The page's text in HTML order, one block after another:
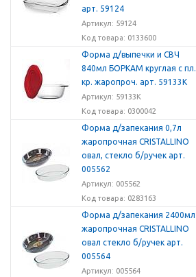
арт. 59124
Артикул: 59124
Код товара: 0133600
Форма д/выпечки и СВЧ
840мл БОРКАМ круглая с пл.
кр. жаропроч. арт. 59133К
Артикул: 59133К
Код товара: 0300042
Форма д/запекания 0,7л
жаропрочная CRISTALLINO
овал, стекло б/ручек арт.
005562
Артикул: 005562
Код товара: 0283163
Форма д/запекания 2400мл
жаропрочная CRISTALLINO
овал стекло б/ручек арт.
005564
Артикул: 005564